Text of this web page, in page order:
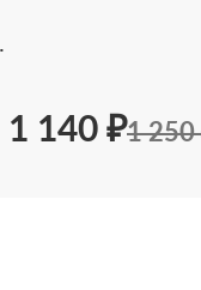
1 140 ₽1 250